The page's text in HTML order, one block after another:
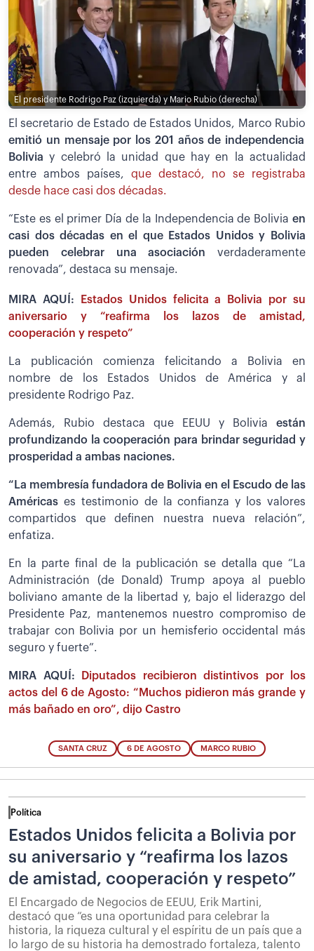
El presidente Rodrigo Paz (izquierda) y Mario Rubio (derecha)
El secretario de Estado de Estados Unidos, Marco Rubio
emitió un mensaje por los 201 años de independencia
Boliviay celebró la unidad que hay en la actualidad
entre ambos países, que destacó, no se registraba
desde hace casi dos décadas.
“Este es el primer Día de la Independencia de Bolivia en
casi dos décadas en el que Estados Unidos y Bolivia
pueden celebrar una asociación verdaderamente
renovada”, destaca su mensaje.
MIRA AQUÍ: Estados Unidos felicita a Bolivia por su
aniversario y “reafirma los lazos de amistad,
cooperación y respeto”
La publicación comienza felicitando a Bolivia en
nombre de los Estados Unidos de América y al
presidente Rodrigo Paz.
Además, Rubio destaca que EEUU y Bolivia están
profundizando la cooperación para brindar seguridad y
prosperidad a ambas naciones.
“La membresía fundadora de Bolivia en el Escudo de las
Américas es testimonio de la confianza y los valores
compartidos que definen nuestra nueva relación”,
enfatiza.
En la parte final de la publicación se detalla que “La
Administración (de Donald) Trump apoya al pueblo
boliviano amante de la libertad y, bajo el liderazgo del
Presidente Paz, mantenemos nuestro compromiso de
trabajar con Bolivia por un hemisferio occidental más
seguro y fuerte”.
MIRA AQUÍ:
Diputados recibieron distintivos por los
actos del 6 de Agosto: “Muchos pidieron más grande y
más bañado en oro”, dijo Castro
SANTA CRUZ 6 DE AGOSTO MARCO RUBIO
Política
Estados Unidos felicita a Bolivia por
su aniversario y “reafirma los lazos
de amistad, cooperación y respeto”
El Encargado de Negocios de EEUU, Erik Martini,
destacó que “es una oportunidad para celebrar la
historia, la riqueza cultural y el espíritu de un país que a
lo largo de su historia ha demostrado fortaleza, talento